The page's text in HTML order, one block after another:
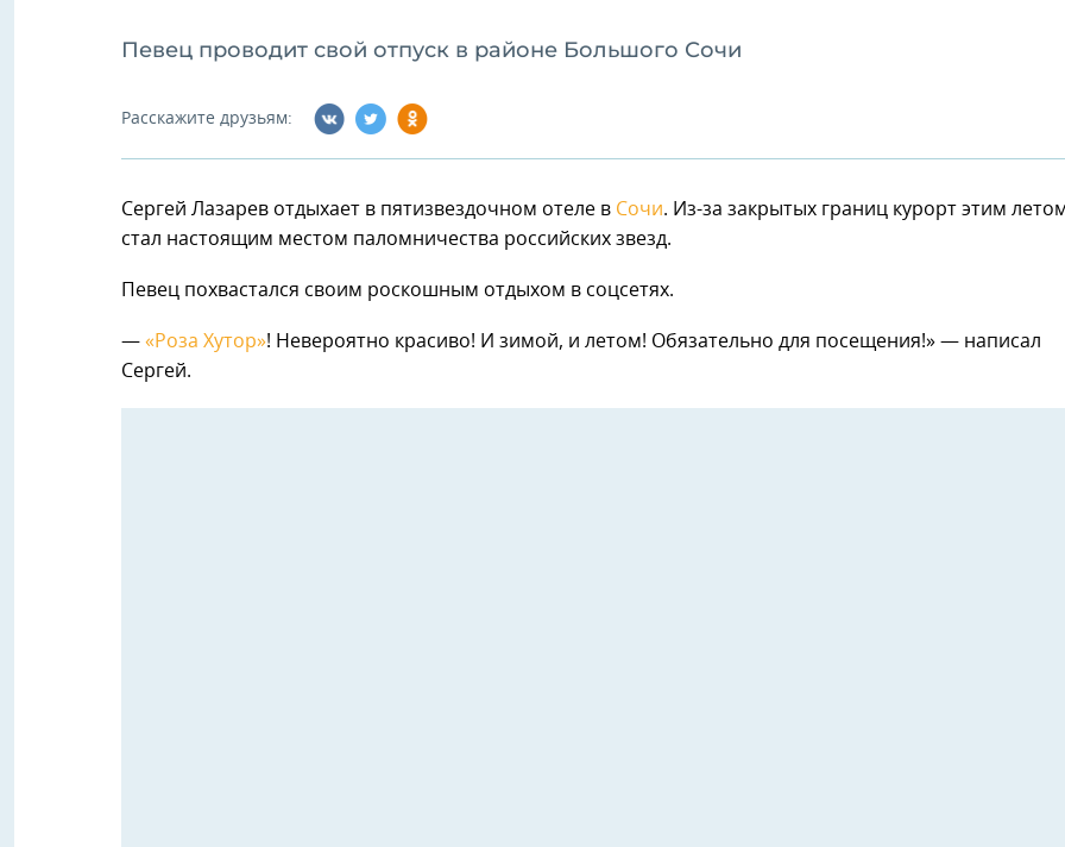
Певец проводит свой отпуск в районе Большого Сочи
Расскажите друзьям:
Сергей Лазарев отдыхает в пятизвездочном отеле в Сочи. Из-за закрытых границ курорт этим
стал настоящим местом паломничества российских звезд.
Певец похвастался своим роскошным отдыхом в соцсетях.
— «Роза Хутор»! Невероятно красиво! И зимой, и летом! Обязательно для посещения!» — написал
Сергей.